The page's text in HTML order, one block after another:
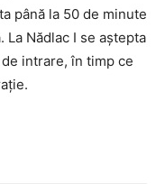
până la 50 de minute
Nădlac I se aştepta
intrare, în timp ce